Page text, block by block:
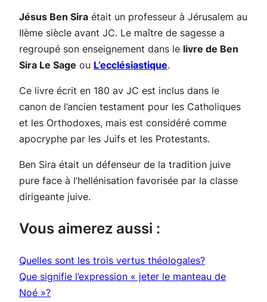
Jésus Ben Sira était un professeur à Jérusalem au
IIème siècle avant JC. Le maître de sagesse a
regroupé son enseignement dans le livre de Ben
Sira Le Sage ou L’ecclésiastique.
Ce livre écrit en 180 av JC est inclus dans le
canon de l’ancien testament pour les Catholiques
et les Orthodoxes, mais est considéré comme
apocryphe par les Juifs et les Protestants.
Ben Sira était un défenseur de la tradition juive
pure face à l’hellénisation favorisée par la classe
dirigeante juive.
Vous aimerez aussi :
Quelles sont les trois vertus théologales?
Que signifie l’expression « jeter le manteau de
Noé »?